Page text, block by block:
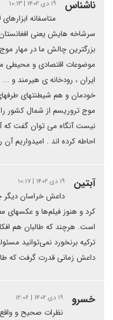
ناشناس ۱۹ دی ۱۴۰۲ | ۱۰:۱۳
متاسفانه
سرشاخه هایش یعنی افغانستان
بزرگترین چالش ما در مهار
موضوعات اقتصادی و محیطی
ایران ، رودخانه ی هیرمند و
خودمان و هم شیطنتهای
موج تروریسم از شمال کشور
نیست آنگاه می توان گفت که
احاطه کرده اند . امیدواریم آن
آبتین ۱۹ دی ۱۴۰۲ | ۱۰:۱۷
داعش خراسان دیگر
کرد و هنوز فیلم‌ها و عکسهای
است. هرچند که طالبان هم
ترکیه برنخورد نمی‌توانید
داعش زمانی قدرت گرفت که
خسرو ۱۹ دی ۱۴۰۲ | ۱۲:۰۶
نظرات صحیح و